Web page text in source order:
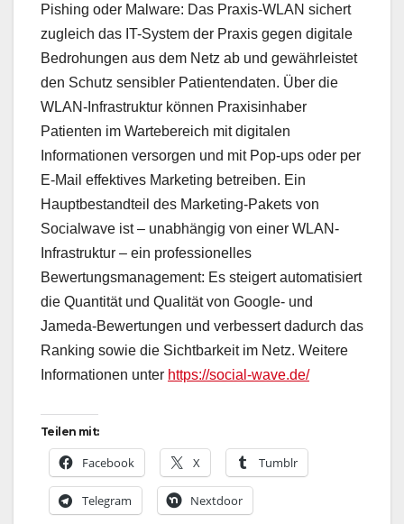
Pishing oder Malware: Das Praxis-WLAN sichert
zugleich das IT-System der Praxis gegen digitale
Bedrohungen aus dem Netz ab und gewährleistet
den Schutz sensibler Patientendaten. Über die
WLAN-Infrastruktur können Praxisinhaber
Patienten im Wartebereich mit digitalen
Informationen versorgen und mit Pop-ups oder per
E-Mail effektives Marketing betreiben. Ein
Hauptbestandteil des Marketing-Pakets von
Socialwave ist – unabhängig von einer WLAN-
Infrastruktur – ein professionelles
Bewertungsmanagement: Es steigert automatisiert
die Quantität und Qualität von Google- und
Jameda-Bewertungen und verbessert dadurch das
Ranking sowie die Sichtbarkeit im Netz. Weitere
Informationen unter https://social-wave.de/
Teilen mit:
Facebook X Tumblr
Telegram Nextdoor